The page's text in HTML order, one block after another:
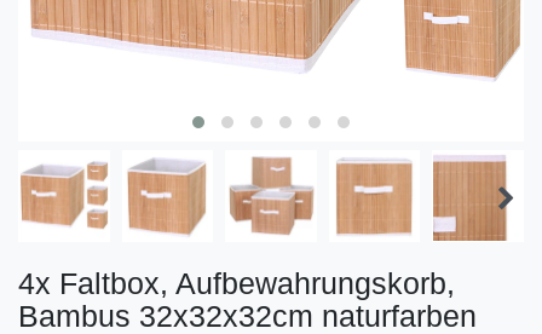
4x Faltbox, Aufbewahrungskorb,
Bambus 32x32x32cm naturfarben